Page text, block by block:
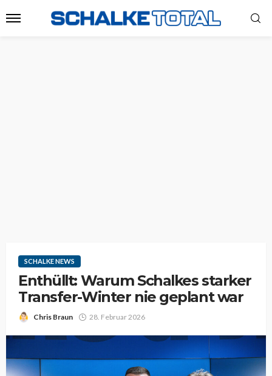
SCHALKE NEWS
Enthüllt: Warum Schalkes starker
Transfer-Winter nie geplant war
Chris Braun 28. Februar 2026